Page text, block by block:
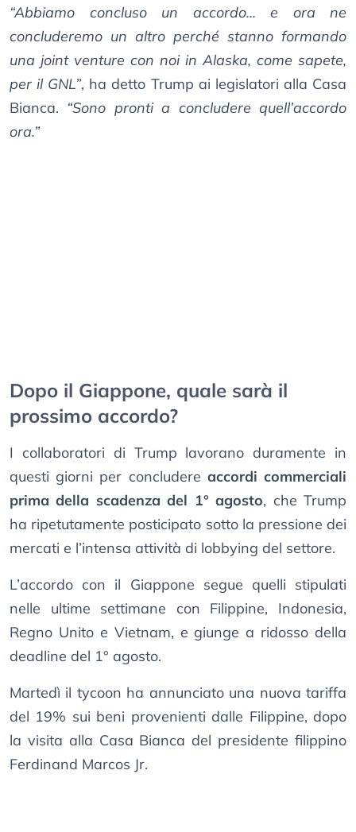
“Abbiamo concluso un accordo... e ora ne
concluderemo un altro perché stanno formando
una joint venture con noi in Alaska, come sapete,
per il GNL”, ha detto Trump ai legislatori alla Casa
Bianca. “Sono pronti a concludere quell’accordo
ora.”
Dopo il Giappone, quale sarà il
prossimo accordo?
I collaboratori di Trump lavorano duramente in
questi giorni per concludere accordi commerciali
prima della scadenza del 1° agosto, che Trump
ha ripetutamente posticipato sotto la pressione dei
mercati e l’intensa attività di lobbying del settore.
L’accordo con il Giappone segue quelli stipulati
nelle ultime settimane con Filippine, Indonesia,
Regno Unito e Vietnam, e giunge a ridosso della
deadline del 1° agosto.
Martedì il tycoon ha annunciato una nuova tariffa
del 19% sui beni provenienti dalle Filippine, dopo
la visita alla Casa Bianca del presidente filippino
Ferdinand Marcos Jr.